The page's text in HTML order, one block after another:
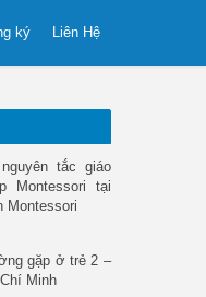
Liên Hệ
ký
tắc giáo
Montessori tại
Montessori
gặp ở trẻ 2 –
Minh